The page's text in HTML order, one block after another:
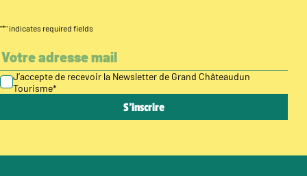
"*" indicates required fields
J’accepte de recevoir la Newsletter de Grand Châteaudun
Tourisme*